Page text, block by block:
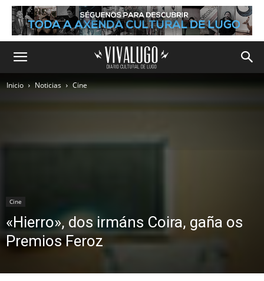
Inicio Noticias Cine
Cine
«Hierro», dos irmáns Coira, gaña os
Premios Feroz